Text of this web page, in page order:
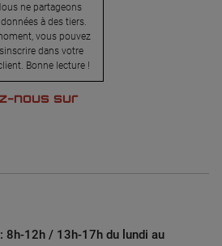
ne partageons
à des tiers.
vous pouvez
dans votre
Bonne lecture !
nous sur
8h-12h / 13h-17h du lundi au